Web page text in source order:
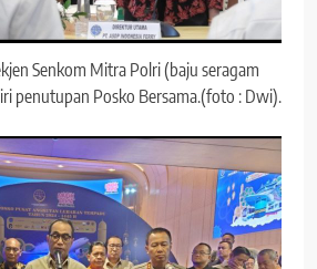
Senkom Mitra Polri (baju seragam
penutupan Posko Bersama.(foto : Dwi).